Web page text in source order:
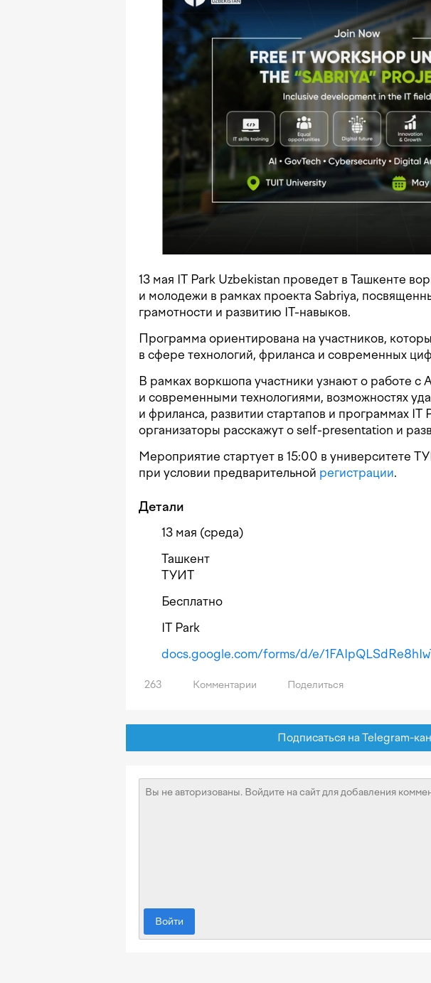
13 мая IT Park Uzbekistan проведет в Ташкенте
и молодежи в рамках проекта Sabriya,
грамотности и развитию IT-навыков.
Программа ориентирована на участников,
в сфере технологий, фриланса и современных
В рамках воркшопа участники узнают о работе с
и современными технологиями, возможностях
и фриланса, развитии стартапов и программах IT
организаторы расскажут о self-presentation и
Мероприятие стартует в 15:00 в университете
при условии предварительной регистрации.
Детали
13 мая (среда)
Ташкент
ТУИТ
Бесплатно
IT Park
docs.google.com/forms/d/e/
263 Комментарии Поделиться
Подписаться на Telegram-
Войти